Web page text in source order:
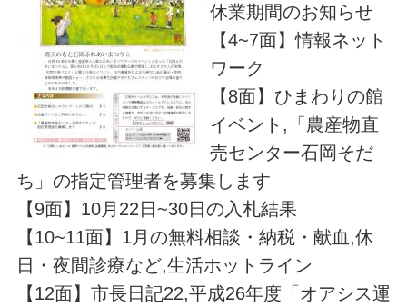
休業期間のお知らせ
【4~7面】情報ネット
ワーク
【8面】ひまわりの館
イベント,「農産物直
売センター石岡そだ
ち」の指定管理者を募集します
【9面】10月22日~30日の入札結果
【10~11面】1月の無料相談・納税・献血,休
日・夜間診療など,生活ホットライン
【12面】市長日記22,平成26年度「オアシス運